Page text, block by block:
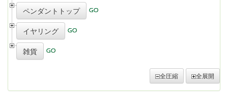
ペンダントトップ
イヤリング
雑貨
全圧縮 全展開